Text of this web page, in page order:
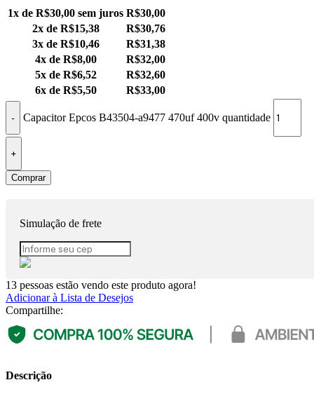
1x de R$30,00 sem juros R$30,00
2x de R$15,38 R$30,76
3x de R$10,46 R$31,38
4x de R$8,00 R$32,00
5x de R$6,52 R$32,60
6x de R$5,50 R$33,00
Capacitor Epcos B43504-a9477 470uf 400v quantidade
Comprar
Simulação de frete
13 pessoas estão vendo este produto agora!
Adicionar à Lista de Desejos
Compartilhe:
Descrição